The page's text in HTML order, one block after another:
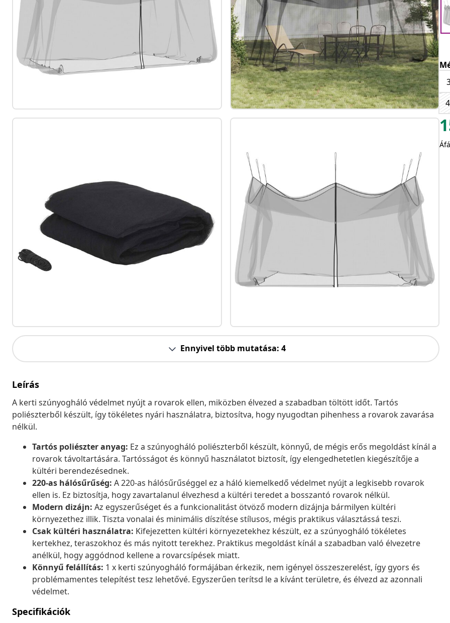
Ennyivel több mutatása: 4
Leírás
A kerti szúnyogháló védelmet nyújt a rovarok ellen, miközben élvezed a szabadban töltött időt. Tartós
poliészterből készült, így tökéletes nyári használatra, biztosítva, hogy nyugodtan pihenhess a rovarok zavarása
nélkül.
Tartós poliészter anyag: Ez a szúnyogháló poliészterből készült, könnyű, de mégis erős megoldást kínál a
rovarok távoltartására. Tartósságot és könnyű használatot biztosít, így elengedhetetlen kiegészítője a
kültéri berendezésednek.
220-as hálósűrűség: A 220-as hálósűrűséggel ez a háló kiemelkedő védelmet nyújt a legkisebb rovarok
ellen is. Ez biztosítja, hogy zavartalanul élvezhesd a kültéri teredet a bosszantó rovarok nélkül.
Modern dizájn: Az egyszerűséget és a funkcionalitást ötvöző modern dizájnja bármilyen kültéri
környezethez illik. Tiszta vonalai és minimális díszítése stílusos, mégis praktikus választássá teszi.
Csak kültéri használatra: Kifejezetten kültéri környezetekhez készült, ez a szúnyogháló tökéletes
kertekhez, teraszokhoz és más nyitott terekhez. Praktikus megoldást kínál a szabadban való élvezetre
anélkül, hogy aggódnod kellene a rovarcsípések miatt.
Könnyű felállítás: 1 x kerti szúnyogháló formájában érkezik, nem igényel összeszerelést, így gyors és
problémamentes telepítést tesz lehetővé. Egyszerűen terítsd le a kívánt területre, és élvezd az azonnali
védelmet.
Specifikációk